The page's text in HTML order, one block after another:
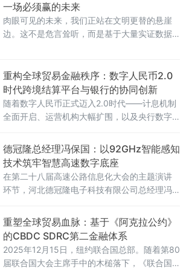
文章从价值共识的形成逻辑、技术架构的刚性
一场必须赢的未来
肉眼可见的未来，我们正站在文明更替的悬崖
边。这不是危言耸听，而是基于大量实证数据
重构全球贸易金融秩序：数字人民币2.0
时代跨境结算平台与银行的协同创新
随着数字人民币正式迈入2.0时代——计息机制
全面开启、运营机构大幅扩围，以及央行数字
牌，中国正站在从“金融大国”迈向“金融强国”的
历史性关口。本文以宁波保税区跨境供应链管
理与结算科技有限公司（以下简称“宁波跨境结
算科技”）原创的“白名单机制四方新型易货贸易
跨境数字金融结算科技”模式为核心，系统阐述
德冠隆总经理冯保国：以92GHz智能感知
技术筑牢智慧高速数字底座
在第二十八届高速公路信息化大会的主题演讲
环节，河北德冠隆电子科技有限公司总经理冯
施数字化转型》主题演讲，紧扣92GHz频段国
家标准实施的行业背景，结合德冠隆的技术研
发与项目实践，从企业角度分享了智慧高速感
知层技术创新的思路与成果，引发现场嘉宾的
广泛关注与深度探讨，为行业技术发展指明了
重塑全球贸易血脉：基于《阿克拉公约》
的CBDC SDRC第二金融体系
2025年12月15日，纽约联合国总部。随着第80
届联合国大会主席手中的木槌落下，《联合国